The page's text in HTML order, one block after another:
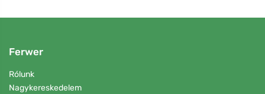
Ferwer
Rólunk
Nagykereskedelem